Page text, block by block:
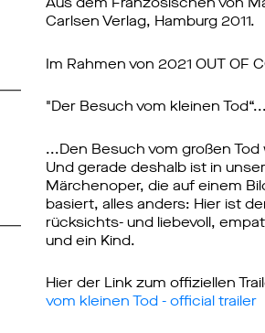
Carlsen Verlag, Hamburg 2011.
Im Rahmen von 2021 OUT OF
"Der Besuch vom kleinen Tod“...
...Den Besuch vom großen Tod
Und gerade deshalb ist in
Märchenoper, die auf einem
basiert, alles anders: Hier ist
rücksichts- und liebevoll,
und ein Kind.
Hier der Link zum offiziellen
vom kleinen Tod - official trailer